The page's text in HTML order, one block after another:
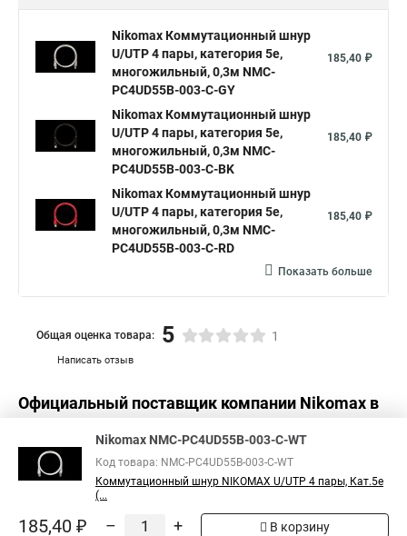
Nikomax Коммутационный шнур
U/UTP 4 пары, категория 5е,
многожильный, 0,3м NMC-
PC4UD55B-003-C-GY
185,40 ₽
Nikomax Коммутационный шнур
U/UTP 4 пары, категория 5е,
многожильный, 0,3м NMC-
PC4UD55B-003-C-BK
185,40 ₽
Nikomax Коммутационный шнур
U/UTP 4 пары, категория 5е,
многожильный, 0,3м NMC-
PC4UD55B-003-C-RD
185,40 ₽
Показать больше
Написать отзыв
Общая оценка товара: 5 1
Официальный поставщик компании Nikomax в
Nikomax NMC-PC4UD55B-003-C-WT
Код товара: NMC-PC4UD55B-003-C-WT
Коммутационный шнур NIKOMAX U/UTP 4 пары, Кат.5е
(...
185,40 ₽ – + В корзину